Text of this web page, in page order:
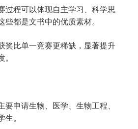
过程可以体现自主学习、科学思
都是文书中的优质素材。
奖比单一竞赛更稀缺，显著提升
要申请生物、医学、生物工程、
。